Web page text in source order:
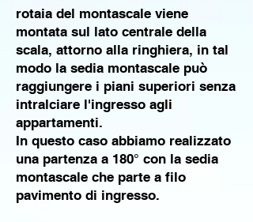
rotaia del montascale viene
montata sul lato centrale della
scala, attorno alla ringhiera, in tal
modo la sedia montascale può
raggiungere i piani superiori senza
intralciare l'ingresso agli
appartamenti.
In questo caso abbiamo realizzato
una partenza a 180° con la sedia
montascale che parte a filo
pavimento di ingresso.